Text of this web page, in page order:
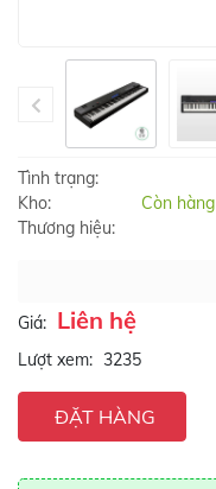
Tình trạng:
Kho:
Còn hàng
Thương hiệu:
Giá: Liên hệ
Lượt xem: 3235
ĐẶT HÀNG